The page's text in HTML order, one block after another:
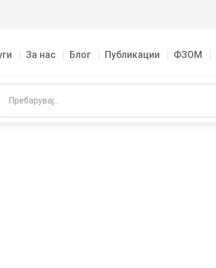
За нас Блог Публикации ФЗОМ